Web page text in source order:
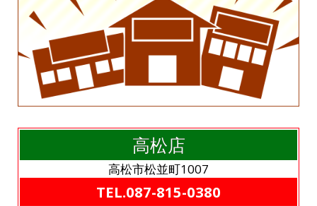
高松店
高松市松並町1007
TEL.087-815-0380